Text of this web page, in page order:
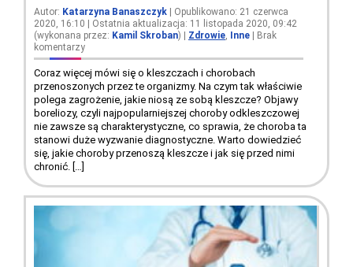
Autor: Katarzyna Banaszczyk | Opublikowano: 21 czerwca
2020, 16:10 | Ostatnia aktualizacja: 11 listopada 2020, 09:42
(wykonana przez: Kamil Skroban) Zdrowie, Inne
Brak
komentarzy
Coraz więcej mówi się o kleszczach i chorobach
przenoszonych przez te organizmy. Na czym tak właściwie
polega zagrożenie, jakie niosą ze sobą kleszcze? Objawy
boreliozy, czyli najpopularniejszej choroby odkleszczowej
nie zawsze są charakterystyczne, co sprawia, że choroba ta
stanowi duże wyzwanie diagnostyczne. Warto dowiedzieć
się, jakie choroby przenoszą kleszcze i jak się przed nimi
chronić. […]